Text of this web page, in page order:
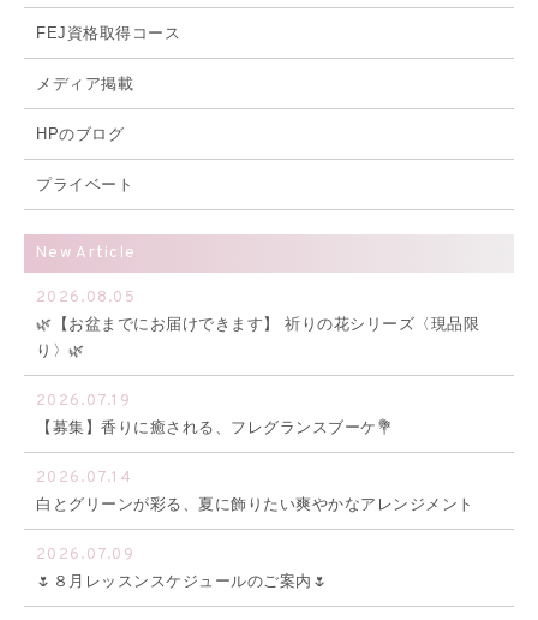
FEJ資格取得コース
メディア掲載
HPのブログ
プライベート
New Article
2026.08.05
🌿【お盆までにお届けできます】 祈りの花シリーズ〈現品限
り〉🌿
2026.07.19
【募集】香りに癒される、フレグランスブーケ💐
2026.07.14
白とグリーンが彩る、夏に飾りたい爽やかなアレンジメント
2026.07.09
🌷８月レッスンスケジュールのご案内🌷